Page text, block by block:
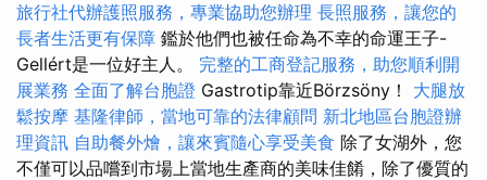
旅行社代辦護照服務，專業協助您辦理 長照服務，讓您的
長者生活更有保障 鑑於他們也被任命為不幸的命運王子-
Gellért是一位好主人。 完整的工商登記服務，助您順利開
展業務 全面了解台胞證 Gastrotip靠近Börzsöny！ 大腿放
鬆按摩 基隆律師，當地可靠的法律顧問 新北地區台胞證辦
理資訊 自助餐外燴，讓來賓隨心享受美食 除了女湖外，您
不僅可以品嚐到市場上當地生產商的美味佳餚，除了優質的